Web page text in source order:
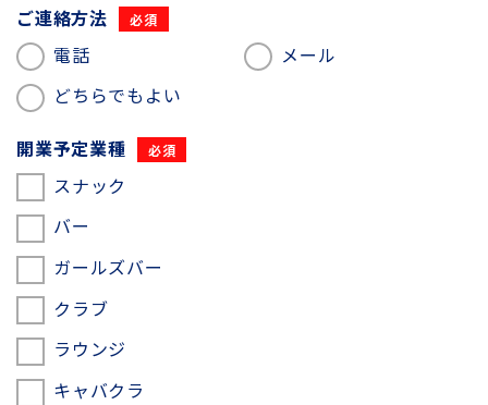
ご連絡方法
電話
メール
どちらでもよい
開業予定業種
スナック
バー
ガールズバー
クラブ
ラウンジ
キャバクラ